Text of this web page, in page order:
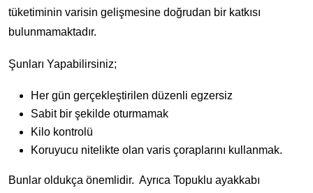
tüketiminin varisin gelişmesine doğrudan bir katkısı
bulunmamaktadır.
Şunları Yapabilirsiniz;
Her gün gerçekleştirilen düzenli egzersiz
Sabit bir şekilde oturmamak
Kilo kontrolü
Koruyucu nitelikte olan varis çoraplarını kullanmak.
Bunlar oldukça önemlidir. Ayrıca Topuklu ayakkabı